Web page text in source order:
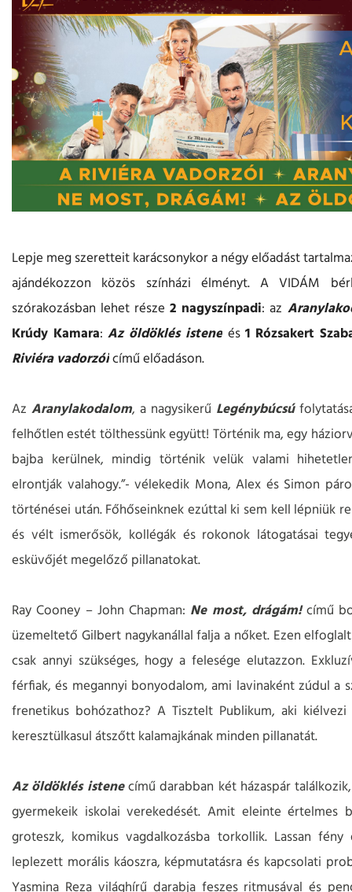
Lepje meg szeretteit karácsonykor a négy előadást
ajándékozzon közös színházi élményt. A VIDÁM
szórakozásban lehet része2 nagyszínpadi: az
Krúdy Kamara:Az öldöklés isteneés1 Rózsakert
Riviéra vadorzóicímű előadáson.
Az Aranylakodalom, a nagysikerű Legénybúcsú
felhőtlen estét tölthessünk együtt! Történik ma, egy
bajba kerülnek, mindig történik velük valami
elrontják valahogy.”- vélekedik Mona, Alex és Simon
történései után. Főhőseinknek ezúttal ki sem kell lépniük
és vélt ismerősök, kollégák és rokonok látogatásai
esküvőjét megelőző pillanatokat.
Ray Cooney – John Chapman: Ne most, drágám!című
üzemeltető Gilbert nagykanállal falja a nőket. Ezen
csak annyi szükséges, hogy a felesége elutazzon.
férfiak, és megannyi bonyodalom, ami lavinaként zúdul a
frenetikus bohózathoz? A Tisztelt Publikum, aki
keresztülkasul átszőtt kalamajkának minden pillanatát.
Az öldöklés istenecímű darabban két házaspár
gyermekeik iskolai verekedését. Amit eleinte értelmes
groteszk, komikus vagdalkozásba torkollik. Lassan
leplezett morális káoszra, képmutatásra és kapcsolati
Yasmina Reza világhírű darabja feszes ritmusával és